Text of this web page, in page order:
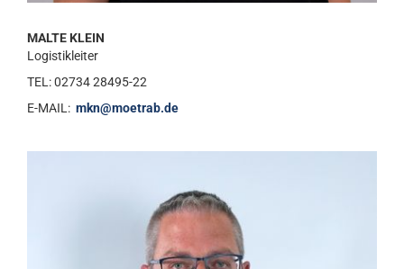
MALTE KLEIN
Logistikleiter
TEL: 02734 28495-22
E-MAIL: mkn@moetrab.de